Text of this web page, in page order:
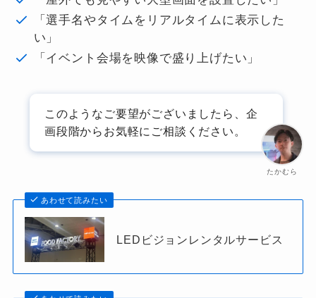
「選手名やタイムをリアルタイムに表示した
い」
「イベント会場を映像で盛り上げたい」
たかむら
このようなご要望がございましたら、企
画段階からお気軽にご相談ください。
あわせて読みたい
LEDビジョンレンタルサービス